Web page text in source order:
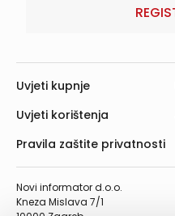
Novi informator d.o.o.
Kneza Mislava 7/1
Uvjeti kupnje
Uvjeti korištenja
Pravila zaštite privatnosti